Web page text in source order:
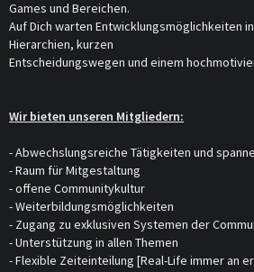
Games und Bereichen.
Auf Dich warten Entwicklungsmöglichkeiten
Hierarchien, kurzen
Entscheidungswegen und einem
Wir bieten unseren Mitgliedern:
- Abwechslungsreiche Tätigkeiten und
- Raum für Mitgestaltung
- offene Communitykultur
- Weiterbildungsmöglichkeiten
- Zugang zu exklusiven Systemen der
- Unterstützung in allen Themen
- Flexible Zeiteinteilung [Real-Life immer an